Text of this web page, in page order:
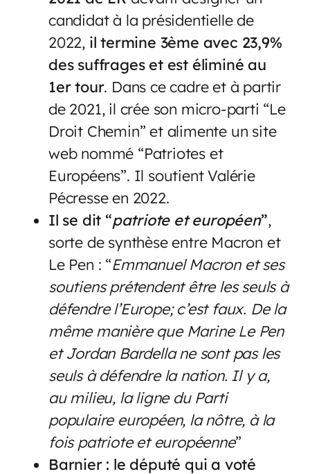
candidat à la présidentielle de
2022, il termine 3ème avec 23,9%
des suffrages et est éliminé au
1er tour. Dans ce cadre et à partir
de 2021, il crée son micro-parti “Le
Droit Chemin” et alimente un site
web nommé “Patriotes et
Européens”. Il soutient Valérie
Pécresse en 2022.
Il se dit “patriote et européen”,
sorte de synthèse entre Macron et
Le Pen : “Emmanuel Macron et ses
soutiens prétendent être les seuls à
défendre l’Europe; c’est faux. De la
même manière que Marine Le Pen
et Jordan Bardella ne sont pas les
seuls à défendre la nation. Il y a,
au milieu, la ligne du Parti
populaire européen, la nôtre, à la
fois patriote et européenne”
Barnier : le député qui a voté